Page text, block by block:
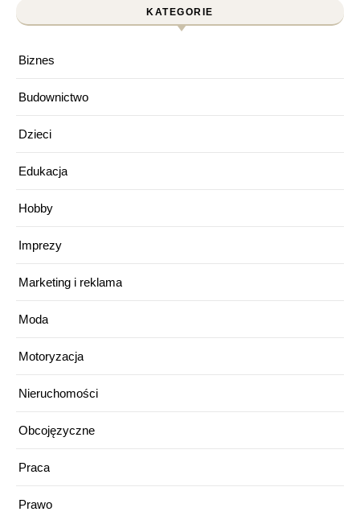
KATEGORIE
Biznes
Budownictwo
Dzieci
Edukacja
Hobby
Imprezy
Marketing i reklama
Moda
Motoryzacja
Nieruchomości
Obcojęzyczne
Praca
Prawo